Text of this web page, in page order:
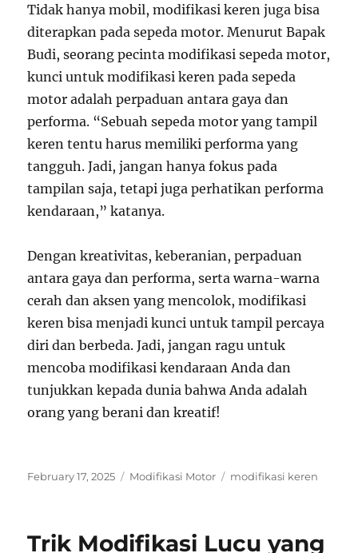
Tidak hanya mobil, modifikasi keren juga bisa
diterapkan pada sepeda motor. Menurut Bapak
Budi, seorang pecinta modifikasi sepeda motor,
kunci untuk modifikasi keren pada sepeda
motor adalah perpaduan antara gaya dan
performa. “Sebuah sepeda motor yang tampil
keren tentu harus memiliki performa yang
tangguh. Jadi, jangan hanya fokus pada
tampilan saja, tetapi juga perhatikan performa
kendaraan,” katanya.
Dengan kreativitas, keberanian, perpaduan
antara gaya dan performa, serta warna-warna
cerah dan aksen yang mencolok, modifikasi
keren bisa menjadi kunci untuk tampil percaya
diri dan berbeda. Jadi, jangan ragu untuk
mencoba modifikasi kendaraan Anda dan
tunjukkan kepada dunia bahwa Anda adalah
orang yang berani dan kreatif!
Posted
February 17, 2025 Categories
Modifikasi Motor Tags
modifikasi keren
Trik Modifikasi Lucu yang